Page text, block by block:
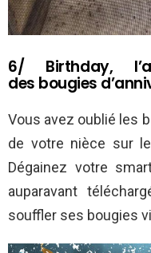
6/ Birthday,
des bougies
Vous avez oublié les
de votre nièce sur
Dégainez votre
auparavant
souffler ses bougies